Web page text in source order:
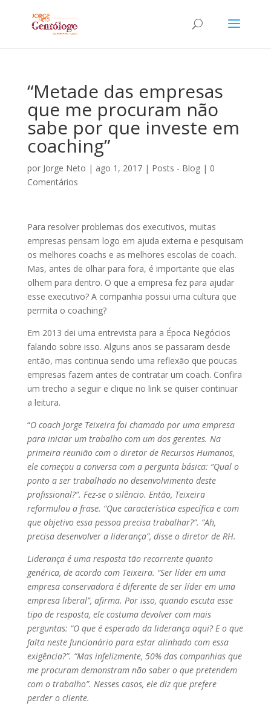
“Metade das empresas
que me procuram não
sabe por que investe em
coaching”
por Jorge Neto | ago 1, 2017| Posts - Blog| 0
Comentários
Para resolver problemas dos executivos, muitas
empresas pensam logo em ajuda externa e pesquisam
os melhores coachs e as melhores escolas de coach.
Mas, antes de olhar para fora, é importante que elas
olhem para dentro. O que a empresa fez para ajudar
esse executivo? A companhia possui uma cultura que
permita o coaching?
Em 2013 dei uma entrevista para a Época Negócios
falando sobre isso. Alguns anos se passaram desde
então, mas continua sendo uma reflexão que poucas
empresas fazem antes de contratar um coach. Confira
um trecho a seguir e clique no link se quiser continuar
a leitura.
“O coach Jorge Teixeira foi chamado por uma empresa
para iniciar um trabalho com um dos gerentes. Na
primeira reunião com o diretor de Recursos Humanos,
ele começou a conversa com a pergunta básica: “Qual o
ponto a ser trabalhado no desenvolvimento deste
profissional?”. Fez-se o silêncio. Então, Teixeira
reformulou a frase. “Que característica específica e com
que objetivo essa pessoa precisa trabalhar?”. “Ah,
precisa desenvolver a liderança”, disse o diretor de RH.
Liderança é uma resposta tão recorrente quanto
genérica, de acordo com Teixeira. “Ser líder em uma
empresa conservadora é diferente de ser líder em uma
empresa liberal”, afirma. Por isso, quando escuta esse
tipo de resposta, ele costuma devolver com mais
perguntas: “O que é esperado da liderança aqui? E o que
falta neste funcionário para estar alinhado com essa
exigência?”. “Mas infelizmente, 50% das companhias que
me procuram demonstram não saber o que pretendem
com o trabalho”. Nesses casos, ele diz que prefere
perder o cliente.